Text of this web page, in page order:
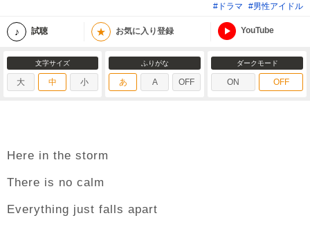
#ドラマ
#男性アイドル
試聴 ★ お気に入り登録 YouTube
文字サイズ
大 中 小
ふりがな
あ A OFF
ダークモード
ON OFF
Here in the storm
There is no calm
Everything just falls apart